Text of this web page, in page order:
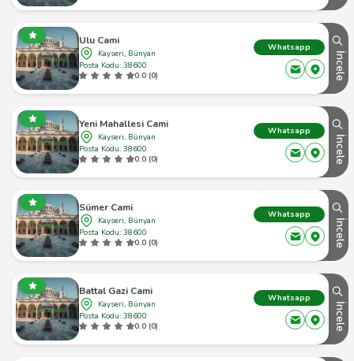
Ulu Cami
Kayseri, Bünyan
Posta Kodu: 38600
0.0 (0)
Whatsapp
İncele
Yeni Mahallesi Cami
Kayseri, Bünyan
Posta Kodu: 38600
0.0 (0)
Whatsapp
İncele
Sümer Cami
Kayseri, Bünyan
Posta Kodu: 38600
0.0 (0)
Whatsapp
İncele
Battal Gazi Cami
Kayseri, Bünyan
Posta Kodu: 38600
0.0 (0)
Whatsapp
İncele